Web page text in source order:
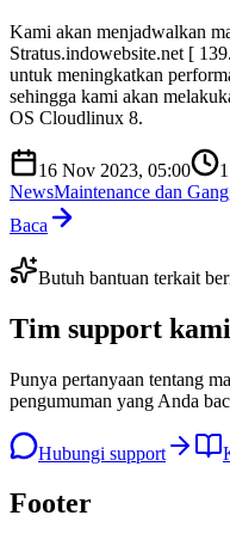
Kami akan menjadwalkan
Stratus.indowebsite.net [
untuk meningkatkan
sehingga kami akan
OS Cloudlinux 8.
16 Nov 2023, 05:00 1
NewsMaintenance dan
Baca
Butuh bantuan terkait
Tim support kami
Punya pertanyaan tentang
pengumuman yang Anda
Hubungi support
Footer